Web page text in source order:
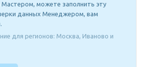
Мастером, можете заполнить эту
данных Менеджером, вам
для регионов: Москва, Иваново и